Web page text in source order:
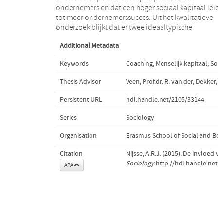
ondernemers en dat een hoger sociaal kapitaal
tot meer ondernemerssucces. Uit het kwalitatieve
onderzoek blijkt dat er twee ideaaltypische
behoud van de onderneming en de hoger
ondernemer zich meer richt op het uitbouwen en laten
Additional Metadata
Keywords Coaching, Menselijk kapitaal,
Thesis Advisor Veen, Prof.dr. R. van der, Dekker,
Persistent URL hdl.handle.net/2105/33144
Series Sociology
Organisation Erasmus School of Social and
Citation
APA
Nijsse, A.R.J. (2015). De
Sociology.http://